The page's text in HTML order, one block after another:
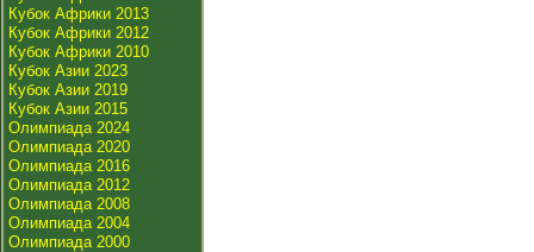
Кубок Африки 2013
Кубок Африки 2012
Кубок Африки 2010
Кубок Азии 2023
Кубок Азии 2019
Кубок Азии 2015
Олимпиада 2024
Олимпиада 2020
Олимпиада 2016
Олимпиада 2012
Олимпиада 2008
Олимпиада 2004
Олимпиада 2000